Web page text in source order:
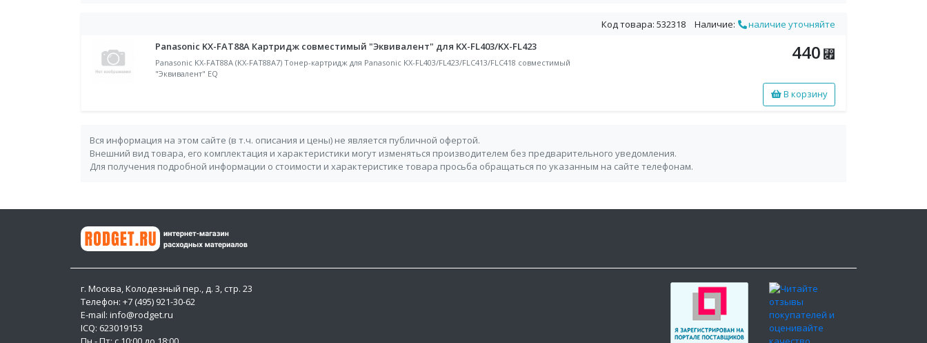
Код товара: 532318 Наличие:
наличие уточняйте
Panasonic KX-FAT88A Картридж совместимый "Эквивалент" для KX-FL403/KX-FL423
Panasonic KX-FAT88A (KX-FAT88A7) Тонер-картридж для Panasonic KX-FL403/FL423/FLC413/FLC418 совместимый
"Эквивалент" EQ
440 ⃏
В корзину
Вся информация на этом сайте (в т.ч. описания и цены) не является публичной офертой.
Внешний вид товара, его комплектация и характеристики могут изменяться производителем без предварительного уведомления.
Для получения подробной информации о стоимости и характеристике товара просьба обращаться по указанным на сайте телефонам.
г. Москва, Колодезный пер., д. 3, стр. 23
Телефон: +7 (495) 921-30-62
E-mail: info@rodget.ru
ICQ: 623019153